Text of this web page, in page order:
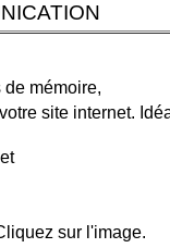
de mémoire,
site internet.
sur l'image.